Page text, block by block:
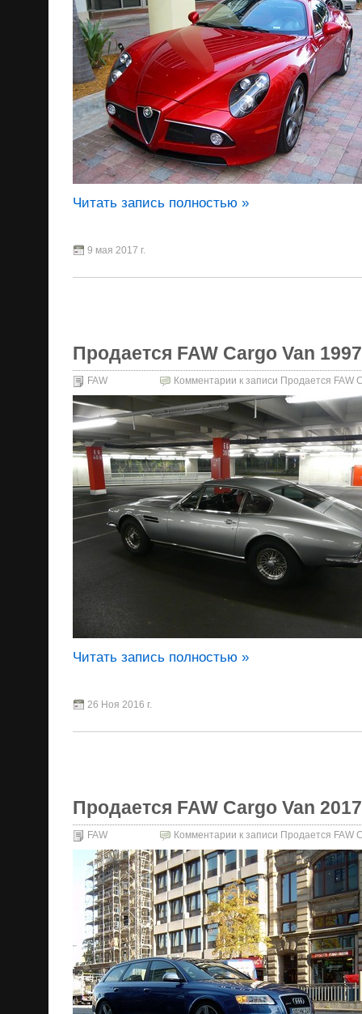
Читать запись полностью »
9 мая 2017 г.
Продается FAW Cargo Van 1997
FAW Комментарии к записи Продается FAW
Читать запись полностью »
26 Ноя 2016 г.
Продается FAW Cargo Van 2017
FAW Комментарии к записи Продается FAW